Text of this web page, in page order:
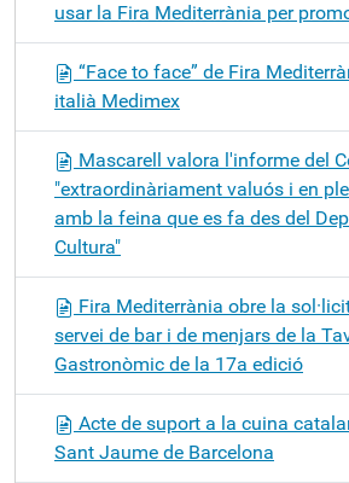
usar la Fira Mediterrània per
“Face to face” de Fira
italià Medimex
Mascarell valora l'informe del
"extraordinàriament valuós i en
amb la feina que es fa des del
Cultura"
Fira Mediterrània obre la
servei de bar i de menjars de la
Gastronòmic de la 17a edició
Acte de suport a la cuina
Sant Jaume de Barcelona